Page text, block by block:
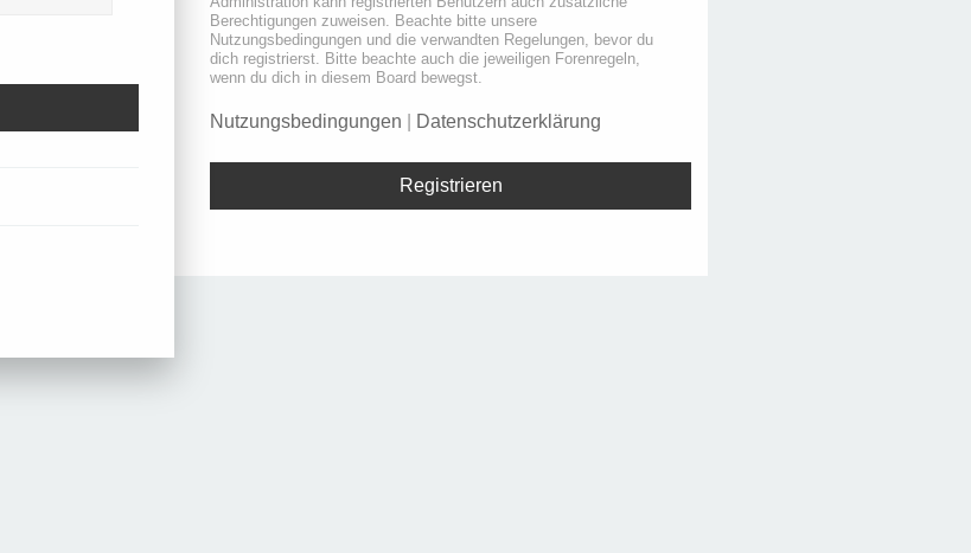
Berechtigungen zuweisen. Beachte bitte unsere
Nutzungsbedingungen und die verwandten Regelungen, bevor du
dich registrierst. Bitte beachte auch die jeweiligen Forenregeln,
wenn du dich in diesem Board bewegst.
Nutzungsbedingungen Datenschutzerklärung
Registrieren